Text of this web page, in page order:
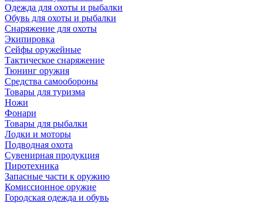
Одежда для охоты и рыбалки
Обувь для охоты и рыбалки
Снаряжение для охоты
Экипировка
Сейфы оружейные
Тактическое снаряжение
Тюнинг оружия
Средства самообороны
Товары для туризма
Ножи
Фонари
Товары для рыбалки
Лодки и моторы
Подводная охота
Сувенирная продукция
Пиротехника
Запасные части к оружию
Комиссионное оружие
Городская одежда и обувь